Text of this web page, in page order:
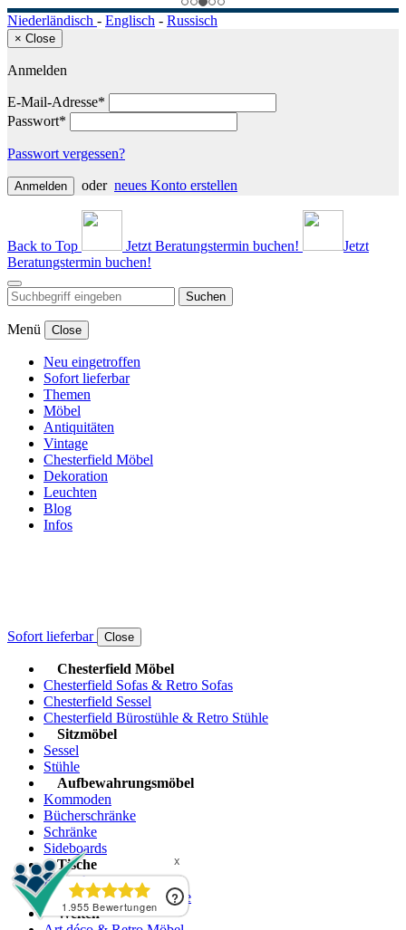
Niederländisch - Englisch - Russisch
× Close
Anmelden
E-Mail-Adresse*
Passwort*
Passwort vergessen?
Anmelden oder neues Konto erstellen
Back to Top Jetzt Beratungstermin buchen!
Jetzt
Beratungstermin buchen!
Suchen
Menü Close
Neu eingetroffen
Sofort lieferbar
Themen
Möbel
Antiquitäten
Vintage
Chesterfield Möbel
Dekoration
Leuchten
Blog
Infos
Sofort lieferbar Close
Chesterfield Möbel
Chesterfield Sofas & Retro Sofas
Chesterfield Sessel
Chesterfield Bürostühle & Retro Stühle
Sitzmöbel
Sessel
Stühle
Aufbewahrungsmöbel
Kommoden
Bücherschränke
Schränke
Sideboards
Tische
Esstische
Schreibtische & Sekretäre
Welten